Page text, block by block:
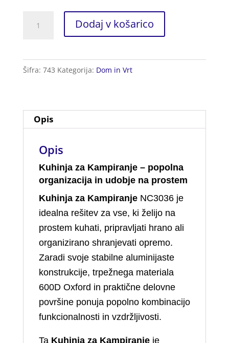
količina
Dodaj v košarico
Šifra: 743 Kategorija: Dom in Vrt
Opis
Opis
Kuhinja za Kampiranje– popolna
organizacija in udobje na prostem
Kuhinja za KampiranjeNC3036 je
idealna rešitev za vse, ki želijo na
prostem kuhati, pripravljati hrano ali
organizirano shranjevati opremo.
Zaradi svoje stabilne aluminijaste
konstrukcije, trpežnega materiala
600D Oxford in praktične delovne
površine ponuja popolno kombinacijo
funkcionalnosti in vzdržljivosti.
Ta Kuhinja za Kampiranjeje